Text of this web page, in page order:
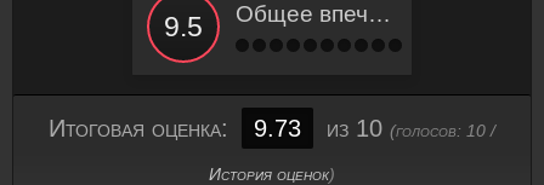
Общее впечатление
Итоговая оценка: 9.73 из 10 (голосов: 10 /
История оценок)